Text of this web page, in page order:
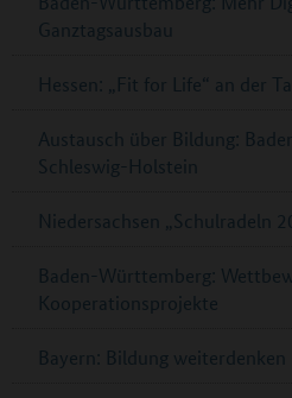
Ganztagsausbau
Hessen: „Fit for Life“ an der
Austausch über Bildung:
Schleswig-Holstein
Niedersachsen „Schulradeln
Baden-Württemberg:
Kooperationsprojekte
Bayern: Bildung